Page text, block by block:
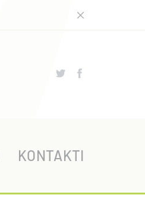
KONTAKTI